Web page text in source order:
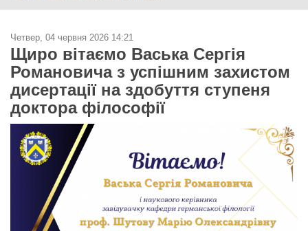
Четвер, 04 червня 2026 14:21
Щиро вітаємо Васька Сергія
Романовича з успішним захистом
дисертації на здобуття ступеня
доктора філософії